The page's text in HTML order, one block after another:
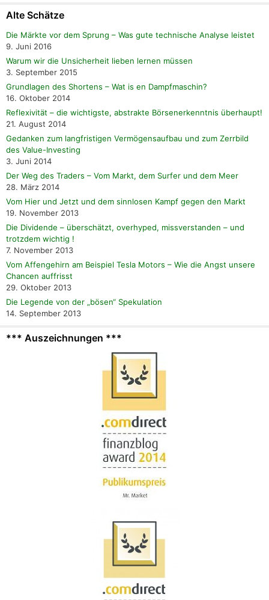
Alte Schätze
Die Märkte vor dem Sprung – Was gute technische Analyse leistet
9. Juni 2016
Warum wir die Unsicherheit lieben lernen müssen
3. September 2015
Grundlagen des Shortens – Wat is en Dampfmaschin?
16. Oktober 2014
Reflexivität – die wichtigste, abstrakte Börsenerkenntnis überhaupt!
21. August 2014
Gedanken zum langfristigen Vermögensaufbau und zum Zerrbild
des Value-Investing
3. Juni 2014
Der Weg des Traders – Vom Markt, dem Surfer und dem Meer
28. März 2014
Vom Hier und Jetzt und dem sinnlosen Kampf gegen den Markt
19. November 2013
Die Dividende – überschätzt, overhyped, missverstanden – und
trotzdem wichtig !
7. November 2013
Vom Affengehirn am Beispiel Tesla Motors – Wie die Angst unsere
Chancen auffrisst
29. Oktober 2013
Die Legende von der „bösen“ Spekulation
14. September 2013
*** Auszeichnungen ***